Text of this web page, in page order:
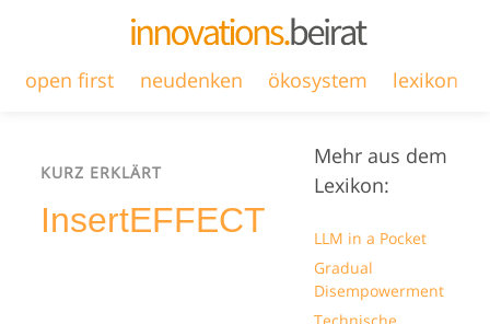
open first neudenken ökosystem lexikon
KURZ ERKLÄRT
InsertEFFECT
Mehr aus dem
Lexikon:
LLM in a Pocket
Gradual
Disempowerment